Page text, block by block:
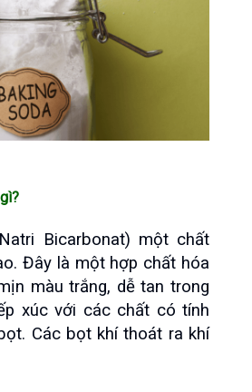
Bicarbonat) một chất
Đây là một hợp chất hóa
màu trắng, dễ tan trong
xúc với các chất có tính
Các bọt khí thoát ra khí